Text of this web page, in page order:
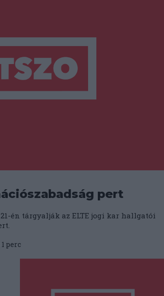
pert
én tárgyalják az ELTE jogi kar hallgatói
1 perc